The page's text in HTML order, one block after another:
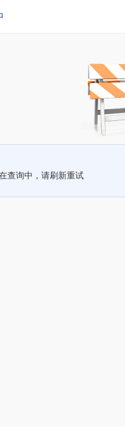
查询中，请刷新重试